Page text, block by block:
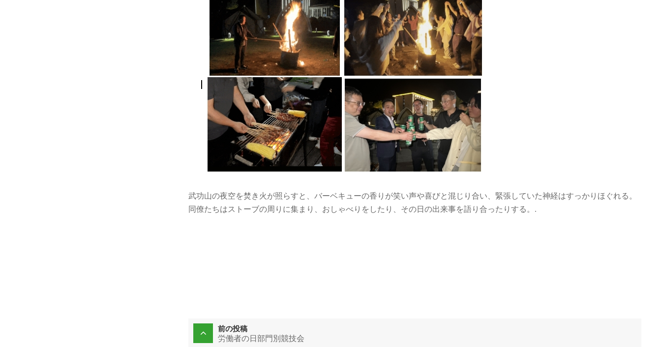
武功山の夜空を焚き火が照らすと、バーベキューの香りが笑い声や喜びと混じり合い、緊張していた神経はすっかりほぐれる。
同僚たちはストーブの周りに集まり、おしゃべりをしたり、その日の出来事を語り合ったりする。 .
前の投稿
労働者の日部門別競技会